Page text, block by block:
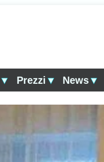
▼ Prezzi▼ News▼